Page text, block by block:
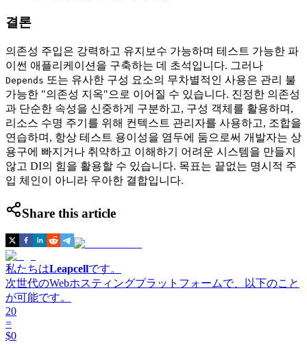
결론
의존성 주입은 강력하고 유지보수 가능하며 테스트 가능한 파
이썬 애플리케이션을 구축하는 데 초석입니다. 그러나
Depends 또는 유사한 구성 요소의 무차별적인 사용은 관리 불
가능한 "의존성 지옥"으로 이어질 수 있습니다. 진정한 의존성
과 단순한 속성을 신중하게 구분하고, 구성 객체를 활용하며,
리소스 수명 주기를 위해 컨텍스트 관리자를 사용하고, 조합을
연습하며, 항상 테스트 용이성을 염두에 둠으로써 개발자는 상
용구에 빠지거나 취약하고 이해하기 어려운 시스템을 만들지
않고 DI의 힘을 활용할 수 있습니다. 목표는 끝없는 명시적 주
입 체인이 아니라 우아한 결합입니다.
Share this article
私たちはLeapcellです。
次世代のWebホスティングプラットフォームで、以下のこと
が可能です。
20
=
$0